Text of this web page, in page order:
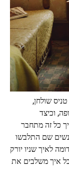
שולחן,
וכיצד
כל זה מתחבר
שם התלבשו
לאיך שניו יורק
איך משלבים את